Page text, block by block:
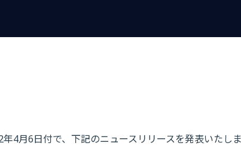
4月6日付で、下記のニュースリリースを発表いたしま